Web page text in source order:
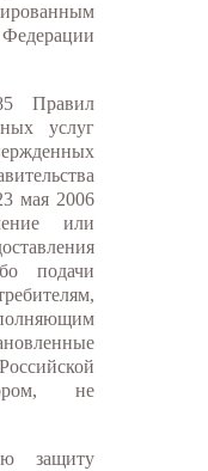
Правил
услуг
мая 2006
или
подачи
не
защиту